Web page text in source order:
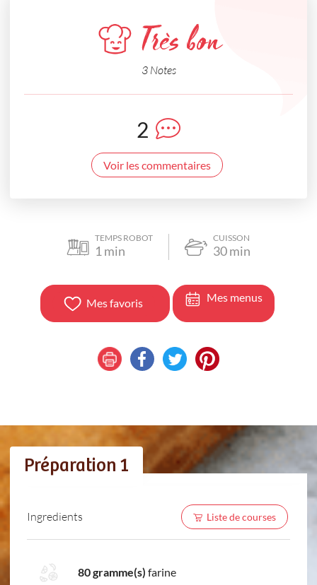
Très bon
3 Notes
2
Voir les commentaires
TEMPS ROBOT
1 min
CUISSON
30min
Mes favoris Mes menus
Préparation 1
Ingredients Liste de courses
80 gramme(s) farine